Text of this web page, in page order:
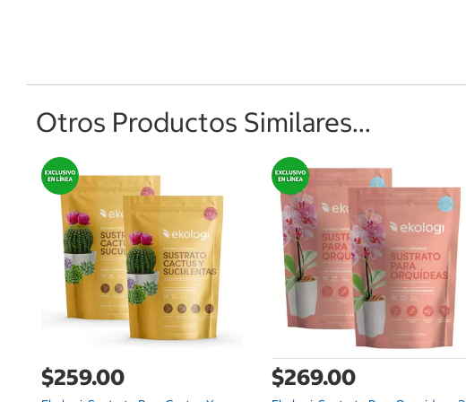
Otros Productos Similares...
$259.00 $269.00